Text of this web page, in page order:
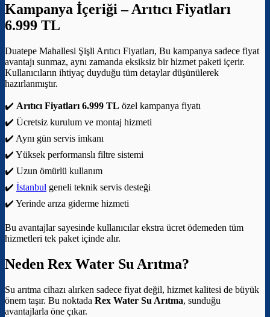
Kampanya İçeriği –Arıtıcı Fiyatları
6.999 TL
Duatepe Mahallesi Şişli Arıtıcı Fiyatları, Bu kampanya sadece fiyat
avantajı sunmaz, aynı zamanda eksiksiz bir hizmet paketi içerir.
Kullanıcıların ihtiyaç duyduğu tüm detaylar düşünülerek
hazırlanmıştır.
✔️ Arıtıcı Fiyatları 6.999 TL özel kampanya fiyatı
✔️ Ücretsiz kurulum ve montaj hizmeti
✔️ Aynı gün servis imkanı
✔️ Yüksek performanslı filtre sistemi
✔️ Uzun ömürlü kullanım
✔️ İstanbul geneli teknik servis desteği
✔️ Yerinde arıza giderme hizmeti
Bu avantajlar sayesinde kullanıcılar ekstra ücret ödemeden tüm
hizmetleri tek paket içinde alır.
Neden Rex Water Su Arıtma?
Su arıtma cihazı alırken sadece fiyat değil, hizmet kalitesi de büyük
önem taşır. Bu noktada Rex Water Su Arıtma, sunduğu
avantajlarla öne çıkar.